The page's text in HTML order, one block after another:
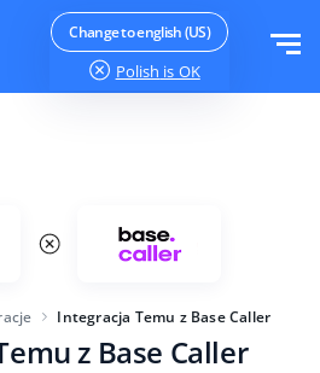
Change to english (US)
Polish is OK
Zaloguj
Integracja Temu z Base Caller
z Base Caller